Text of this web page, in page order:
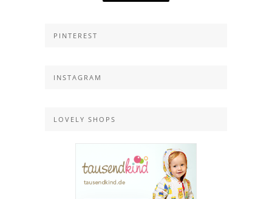
PINTEREST
INSTAGRAM
LOVELY SHOPS